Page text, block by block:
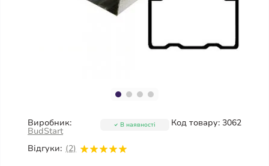
Виробник:
BudStart
Код товару: 3062
Відгуки: (2)
В наявності